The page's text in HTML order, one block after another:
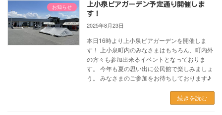
お知らせ
上小泉ビアガーデン予定通り開催しま
す！
2025年8月23日
本日16時より上小泉ビアガーデンを開催しま
す！ 上小泉町内のみなさまはもちろん、町内外
の方々も参加出来るイベントとなっておりま
す。 今年も夏の思い出に公民館で楽しみましょ
う。 みなさまのご参加をお待ちしております♪
続きを読む